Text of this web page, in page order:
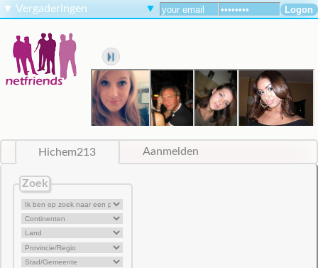
▼ Vergaderingen ▼
Hichem213 Aanmelden
Zoek